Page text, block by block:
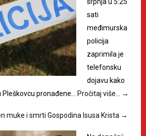
srpnja u 5:25
sati
međimurska
policija
zaprimila je
telefonsku
dojavu kako
Pleškovcu pronađene… Pročitaj više… →
muke i smrti Gospodina Isusa Krista →